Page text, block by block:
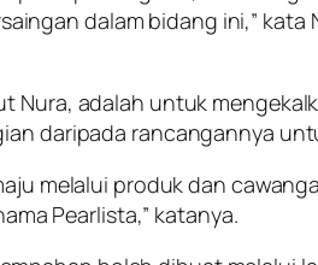
dalam bidang ini,”
adalah untuk
daripada rancangannya
melalui produk dan
Pearlista,” katanya.